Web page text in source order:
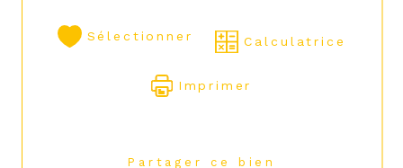
Sélectionner Calculatrice
Imprimer
Partager ce bien